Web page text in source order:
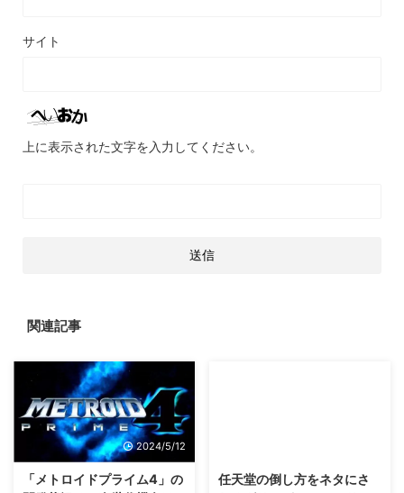
サイト
上に表示された文字を入力してください。
関連記事
2024/5/12
「メトロイドプライム4」の
任天堂の倒し方をネタにさ